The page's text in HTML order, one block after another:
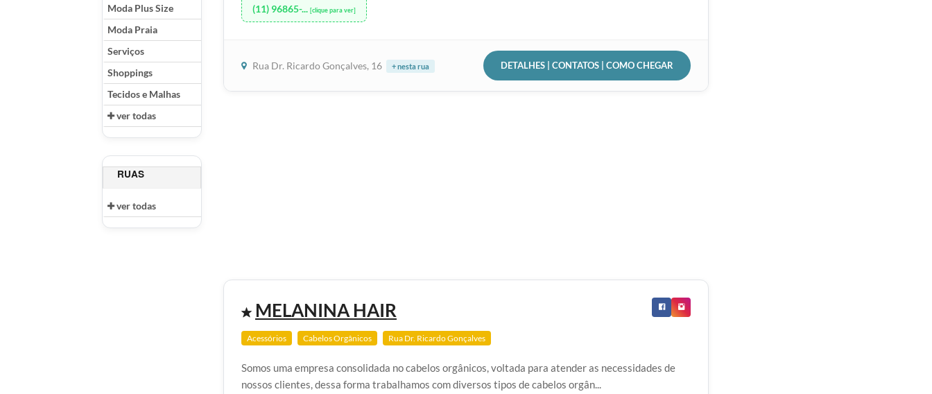
Moda Plus Size
Moda Praia
Serviços
Shoppings
Tecidos e Malhas
ver todas
RUAS
ver todas
(11) 96865-... [clique para ver]
Rua Dr. Ricardo Gonçalves, 16 + nesta rua DETALHES | CONTATOS | COMO CHEGAR
MELANINA HAIR
Acessórios Cabelos Orgânicos Rua Dr. Ricardo Gonçalves
Somos uma empresa consolidada no cabelos orgânicos, voltada para atender as necessidades de
nossos clientes, dessa forma trabalhamos com diversos tipos de cabelos orgân...